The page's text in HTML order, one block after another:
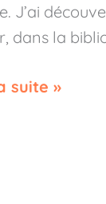
J’ai
dans la
suite »